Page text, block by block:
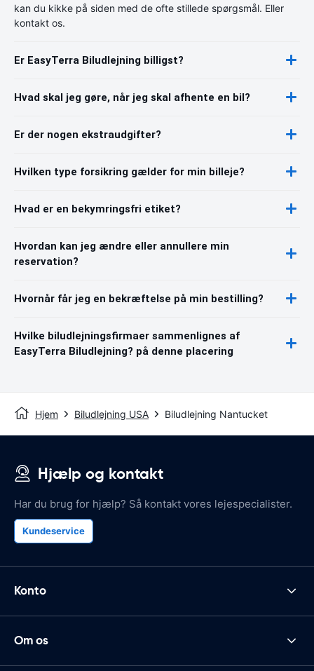
kan du kikke på siden med de ofte stillede spørgsmål. Eller
kontakt os.
Er EasyTerra Biludlejning billigst?
Hvad skal jeg gøre, når jeg skal afhente en bil?
Er der nogen ekstraudgifter?
Hvilken type forsikring gælder for min billeje?
Hvad er en bekymringsfri etiket?
Hvordan kan jeg ændre eller annullere min
reservation?
Hvornår får jeg en bekræftelse på min bestilling?
Hvilke biludlejningsfirmaer sammenlignes af
EasyTerra Biludlejning? på denne placering
Hjem Biludlejning USA Biludlejning Nantucket
Hjælp og kontakt
Har du brug for hjælp? Så kontakt vores lejespecialister.
Kundeservice
Konto
Om os